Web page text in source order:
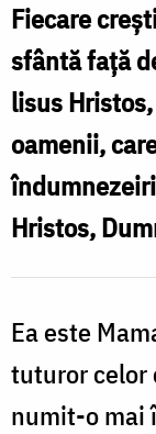
ajuns
la
culmea
născându-
pe
lisus
Hristos
/
Foto:
Fiecare
sfântă față
lisus
oamenii,
Hristos,
Ea este
tuturor celor
numit-o mai